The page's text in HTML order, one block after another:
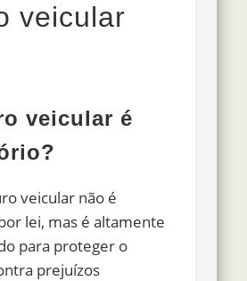
veicular
veicular é
veicular não é
lei, mas é altamente
para proteger o
prejuízos